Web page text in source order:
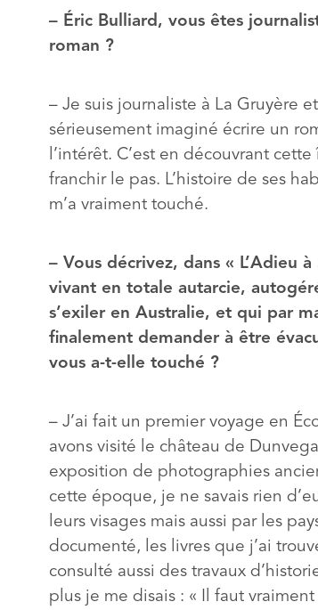
– Éric Bulliard, vous êtes
roman ?
– Je suis journaliste à La Gruyère
sérieusement imaginé écrire un
l’intérêt. C’est en découvrant
franchir le pas. L’histoire de ses
m’a vraiment touché.
– Vous décrivez, dans « L’Adieu
vivant en totale autarcie,
s’exiler en Australie, et qui par
finalement demander à être
vous a-t-elle touché ?
– J’ai fait un premier voyage en
avons visité le château de
exposition de photographies
cette époque, je ne savais rien
leurs visages mais aussi par les
documenté, les livres que j’ai
consulté aussi des travaux
plus je me disais : « Il faut